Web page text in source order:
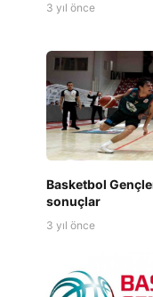
3 yıl önce
Basketbol
sonuçlar
3 yıl önce